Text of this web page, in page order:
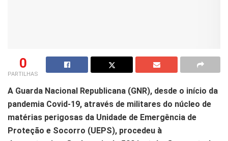
0
PARTILHAS
A Guarda Nacional Republicana (GNR), desde o início da
pandemia Covid-19, através de militares do núcleo de
matérias perigosas da Unidade de Emergência de
Proteção e Socorro (UEPS), procedeu à